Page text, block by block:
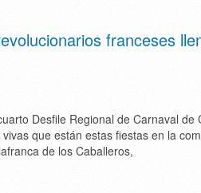
franceses
Desfile Regional de Carnaval
que están estas fiestas en la
de los Caballeros,